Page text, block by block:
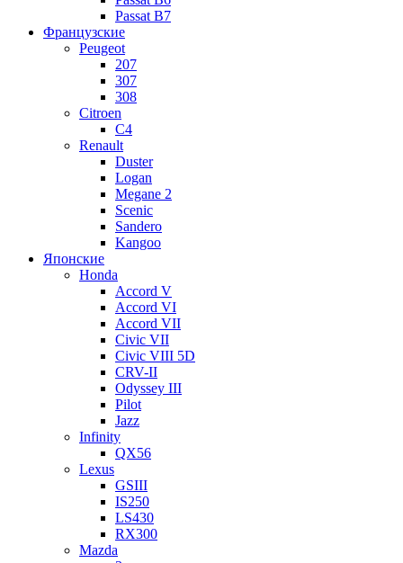
Passat B7
Французские
Peugeot
207
307
308
Citroen
C4
Renault
Duster
Logan
Megane 2
Scenic
Sandero
Kangoo
Японские
Honda
Accord V
Accord VI
Accord VII
Civic VII
Civic VIII 5D
CRV-II
Odyssey III
Pilot
Jazz
Infinity
QX56
Lexus
GSIII
IS250
LS430
RX300
Mazda